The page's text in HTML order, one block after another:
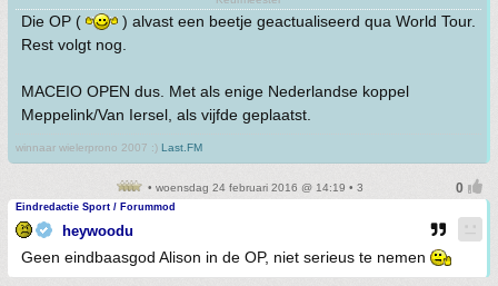
Die OP (
) alvast een beetje geactualiseerd qua World Tour.
Rest volgt nog.
MACEIO OPEN dus. Met als enige Nederlandse koppel
Meppelink/Van Iersel, als vijfde geplaatst.
winnaar wielerprono 2007 :) Last.FM
• woensdag 24 februari 2016 @ 14:19 • 3
Eindredactie Sport / Forummod
heywoodu
Geen eindbaasgod Alison in de OP, niet serieus te nemen